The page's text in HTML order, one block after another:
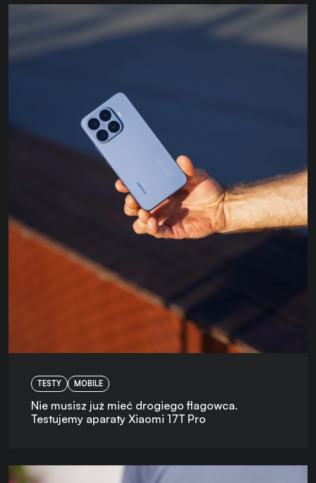
TESTY MOBILE
Nie musisz już mieć drogiego flagowca.
Testujemy aparaty Xiaomi 17T Pro